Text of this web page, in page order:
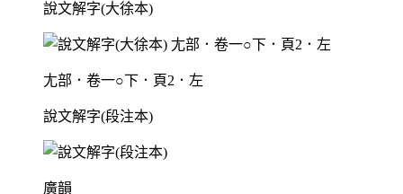
說文解字(大徐本)
尢部．卷一○下．頁2．左
說文解字(段注本)
廣韻